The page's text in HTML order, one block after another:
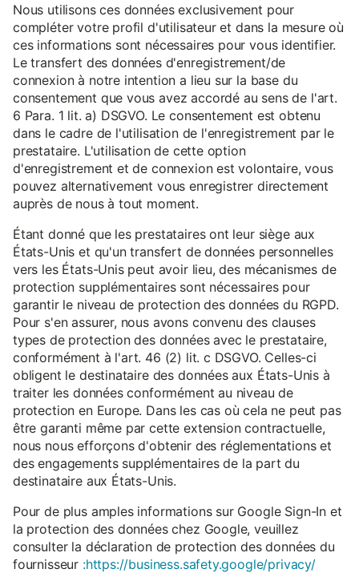
Nous utilisons ces données exclusivement pour
compléter votre profil d'utilisateur et dans la mesure où
ces informations sont nécessaires pour vous identifier.
Le transfert des données d'enregistrement/de
connexion à notre intention a lieu sur la base du
consentement que vous avez accordé au sens de l'art.
6 Para. 1 lit. a) DSGVO. Le consentement est obtenu
dans le cadre de l'utilisation de l'enregistrement par le
prestataire. L'utilisation de cette option
d'enregistrement et de connexion est volontaire, vous
pouvez alternativement vous enregistrer directement
auprès de nous à tout moment.
Étant donné que les prestataires ont leur siège aux
États-Unis et qu'un transfert de données personnelles
vers les États-Unis peut avoir lieu, des mécanismes de
protection supplémentaires sont nécessaires pour
garantir le niveau de protection des données du RGPD.
Pour s'en assurer, nous avons convenu des clauses
types de protection des données avec le prestataire,
conformément à l'art. 46 (2) lit. c DSGVO. Celles-ci
obligent le destinataire des données aux États-Unis à
traiter les données conformément au niveau de
protection en Europe. Dans les cas où cela ne peut pas
être garanti même par cette extension contractuelle,
nous nous efforçons d'obtenir des réglementations et
des engagements supplémentaires de la part du
destinataire aux États-Unis.
Pour de plus amples informations sur Google Sign-In et
la protection des données chez Google, veuillez
consulter la déclaration de protection des données du
fournisseur :https://business.safety.google/privacy/